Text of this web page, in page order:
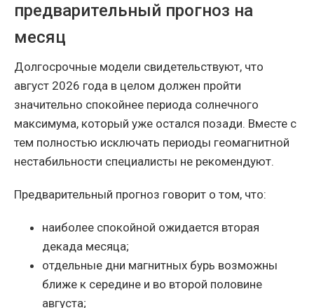
предварительный прогноз на
месяц
Долгосрочные модели свидетельствуют, что
август 2026 года в целом должен пройти
значительно спокойнее периода солнечного
максимума, который уже остался позади. Вместе с
тем полностью исключать периоды геомагнитной
нестабильности специалисты не рекомендуют.
Предварительный прогноз говорит о том, что:
наиболее спокойной ожидается вторая
декада месяца;
отдельные дни магнитных бурь возможны
ближе к середине и во второй половине
августа;